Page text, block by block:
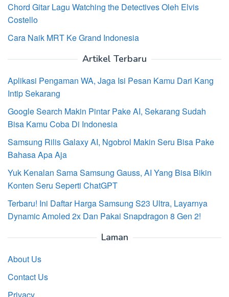
Chord Gitar Lagu Watching the Detectives Oleh Elvis
Costello
Cara Naik MRT Ke Grand Indonesia
Artikel Terbaru
Aplikasi Pengaman WA, Jaga Isi Pesan Kamu Dari Kang
Intip Sekarang
Google Search Makin Pintar Pake AI, Sekarang Sudah
Bisa Kamu Coba Di Indonesia
Samsung Rilis Galaxy AI, Ngobrol Makin Seru Bisa Pake
Bahasa Apa Aja
Yuk Kenalan Sama Samsung Gauss, AI Yang Bisa Bikin
Konten Seru Seperti ChatGPT
Terbaru! Ini Daftar Harga Samsung S23 Ultra, Layarnya
Dynamic Amoled 2x Dan Pakai Snapdragon 8 Gen 2!
Laman
About Us
Contact Us
Privacy